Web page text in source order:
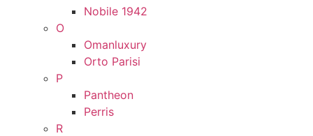
Nobile 1942
O
Omanluxury
Orto Parisi
P
Pantheon
Perris
R